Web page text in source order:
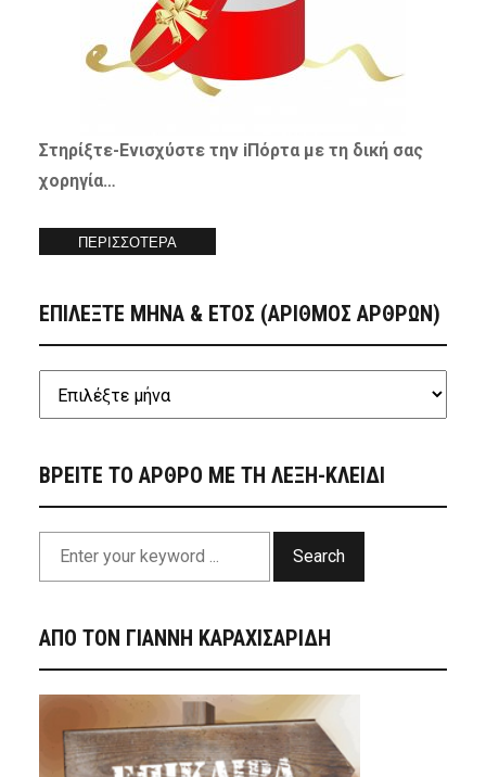
Στηρίξτε-Ενισχύστετην iΠόρτα με τη δική σας
χορηγία…
ΠΕΡΙΣΣΟΤΕΡΑ
ΕΠΙΛΕΞΤΕ ΜΗΝΑ & ΕΤΟΣ (ΑΡΙΘΜΟΣ ΑΡΘΡΩΝ)
ΒΡΕΙΤΕ ΤΟ ΑΡΘΡΟ ΜΕ ΤΗ ΛΕΞΗ-ΚΛΕΙΔΙ
Search
ΑΠΟ ΤΟΝ ΓΙΑΝΝΗ ΚΑΡΑΧΙΣΑΡΙΔΗ